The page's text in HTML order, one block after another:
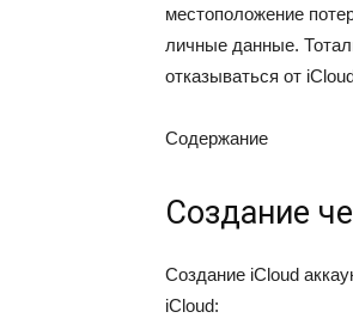
местоположение
личные данные.
отказываться от
Содержание
Создание
Создание iCloud
iCloud: